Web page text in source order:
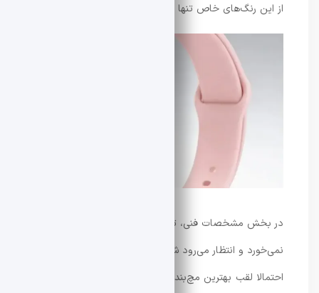
از این رنگ‌های خاص تنها در انحصار بازار چین باقی بمانند
در بخش مشخصات فنی، تغییرات بنیادینی به چشم
احتمالا لقب بهترین مچ‌بند شیائومی را یدک خواهد کشید، از